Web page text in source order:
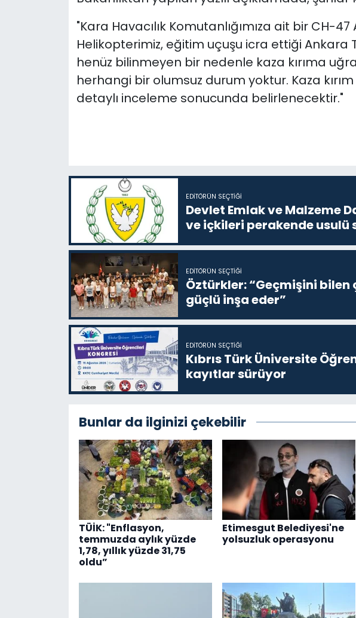
"Kara Havacılık Komutanlığımıza ait bir CH-47
Helikopterimiz, eğitim uçuşu icra ettiği Ankara
henüz bilinmeyen bir nedenle kaza kırıma
herhangi bir olumsuz durum yoktur. Kaza
detaylı inceleme sonucunda belirlenecektir."
EDITÖRÜN SEÇTIĞI
Devlet Emlak ve Malzeme
ve içkileri perakende usulü
EDITÖRÜN SEÇTIĞI
Öztürkler: “Geçmişini
güçlü inşa eder”
EDITÖRÜN SEÇTIĞI
Kıbrıs Türk Üniversite
kayıtlar sürüyor
Bunlar da ilginizi çekebilir
TÜİK: "Enflasyon,
temmuzda aylık yüzde
1,78, yıllık yüzde 31,75
oldu”
Etimesgut Belediyesi'ne
yolsuzluk operasyonu
Yazarlar